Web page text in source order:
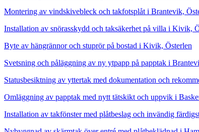
Montering av vindskivebleck och takfotsplåt i Brantevik,
Installation av snörasskydd och taksäkerhet på villa i Kivik,
Byte av hängrännor och stuprör på bostad i Kivik, Österlen
Svetsning och påläggning av ny ytpapp på papptak i
Statusbesiktning av yttertak med dokumentation och
Omläggning av papptak med nytt tätskikt och uppvik i
Installation av takfönster med plåtbeslag och invändig